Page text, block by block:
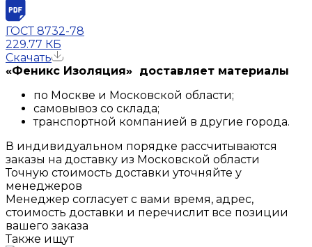
ГОСТ 8732-78
229.77 КБ
Скачать
«Феникс Изоляция» доставляет материалы
по Москве и Московской области;
самовывоз со склада;
транспортной компанией в другие города.
В индивидуальном порядке рассчитываются
заказы на доставку из Московской области
Точную стоимость доставки уточняйте у
менеджеров
Менеджер согласует с вами время, адрес,
стоимость доставки и перечислит все позиции
вашего заказа
Также ищут